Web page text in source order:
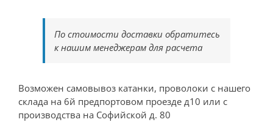
По стоимости доставки обратитесь
к нашим менеджерам для расчета
Возможен самовывоз катанки, проволоки с нашего
склада на 6й предпортовом проезде д10 или с
производства на Софийской д. 80